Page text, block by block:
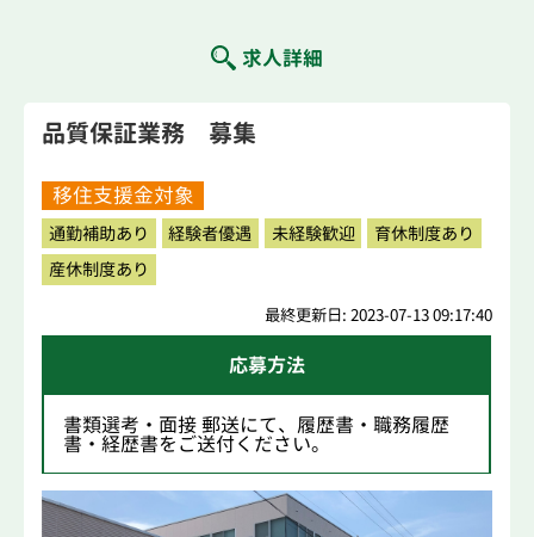
求人詳細
品質保証業務 募集
移住支援金対象
通勤補助あり 経験者優遇 未経験歓迎
育休制度あり
産休制度あり
最終更新日: 2023-07-13 09:17:40
応募方法
書類選考・面接 郵送にて、履歴書・職務履歴
書・経歴書をご送付ください。